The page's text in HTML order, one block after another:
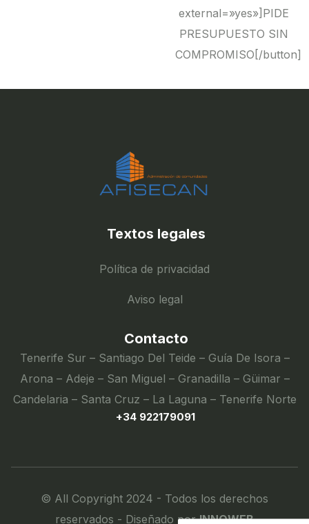
external=»yes»]PIDE
PRESUPUESTO SIN
COMPROMISO[/button]
Textos legales
Política de privacidad
Aviso legal
Contacto
Tenerife Sur – Santiago Del Teide – Guía De Isora –
Arona – Adeje – San Miguel – Granadilla – Güimar –
Candelaria – Santa Cruz – La Laguna – Tenerife Norte
+34 922179091
© All Copyright 2024 - Todos los derechos
reservados - Diseñado porINNOWEB